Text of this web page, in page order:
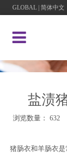
GLOBAL | 简体中文
盐渍
浏览数量： 632
猪肠衣和羊肠衣